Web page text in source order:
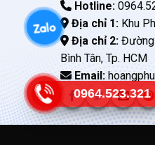
Hotline:
Địa chỉ 1:Khu
Địa chỉ 2:Đường
Bình Tân, Tp. HCM
Email:
0964.523.321